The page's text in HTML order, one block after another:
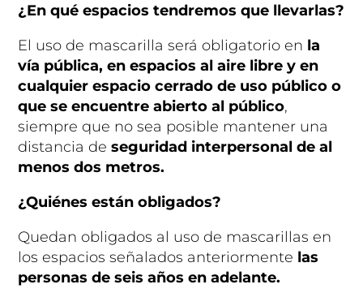
¿En qué espacios tendremos que llevarlas?
El uso de mascarilla será obligatorio en la
vía pública, en espacios al aire libre y en
cualquier espacio cerrado de uso público o
que se encuentre abierto al público,
siempre que no sea posible mantener una
distancia deseguridad interpersonal de al
menos dos metros.
¿Quiénes están obligados?
Quedan obligados al uso de mascarillas en
los espacios señalados anteriormente las
personas de seis años en adelante.